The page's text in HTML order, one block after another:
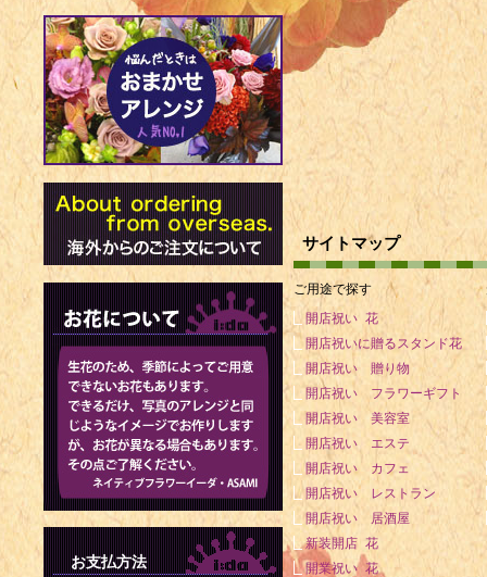
サイトマップ
ご用途で探す
開店祝い 花
開店祝いに贈るスタンド花
開店祝い 贈り物
開店祝い フラワーギフト
開店祝い 美容室
開店祝い エステ
開店祝い カフェ
開店祝い レストラン
開店祝い 居酒屋
新装開店 花
開業祝い 花
お支払方法